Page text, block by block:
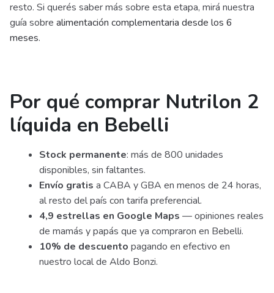
resto. Si querés saber más sobre esta etapa, mirá nuestra
guía sobre alimentación complementaria desde los 6
meses.
Por qué comprar Nutrilon 2
líquida en Bebelli
Stock permanente: más de 800 unidades
disponibles, sin faltantes.
Envío gratis a CABA y GBA en menos de 24 horas,
al resto del país con tarifa preferencial.
4,9 estrellas en Google Maps — opiniones reales
de mamás y papás que ya compraron en Bebelli.
10% de descuento pagando en efectivo en
nuestro local de Aldo Bonzi.